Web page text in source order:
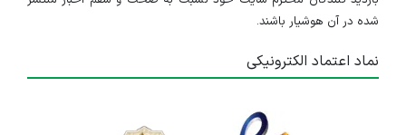
شده در آن هوشیار باشند.
نماد اعتماد الکترونیکی